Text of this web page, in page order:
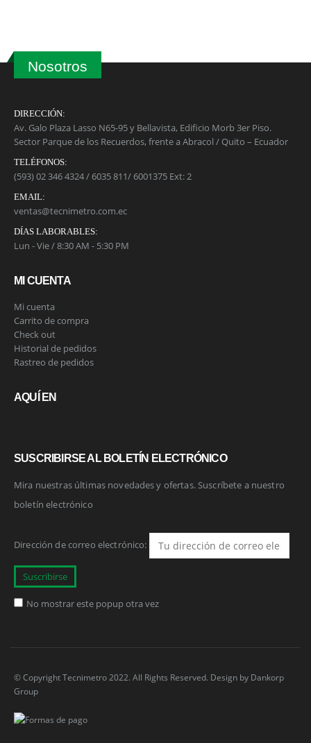
Nosotros
DIRECCIÓN:
Av. Galo Plaza Lasso N65-95 y Bellavista, Edificio Morb 3er Piso.
Sector Parque de los Recuerdos, frente a Abracol / Quito – Ecuador
TELÉFONOS:
(593) 02 346 4324 / 6035 811/ 6001375 Ext: 2
EMAIL:
ventas@tecnimetro.com.ec
DÍAS LABORABLES:
Lun - Vie / 8:30 AM - 5:30 PM
MI CUENTA
Mi cuenta
Carrito de compra
Check out
Historial de pedidos
Rastreo de pedidos
AQUÍ EN
SUSCRIBIRSE AL BOLETÍN ELECTRÓNICO
Mira nuestras últimas novedades y ofertas. Suscríbete a nuestro
boletín electrónico
Dirección de correo electrónico:
No mostrar este popup otra vez
© Copyright Tecnimetro 2022. All Rights Reserved. Design by Dankorp
Group